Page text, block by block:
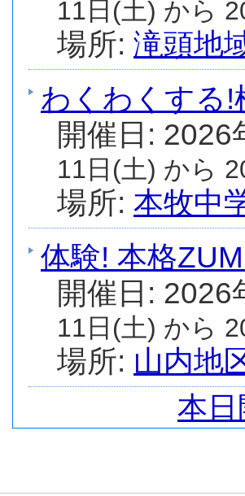
11日(土) から
場所: 滝頭地
わくわくする!
開催日:
11日(土) から
場所: 本牧中
体験! 本格
開催日:
11日(土) から
場所: 山内地
本